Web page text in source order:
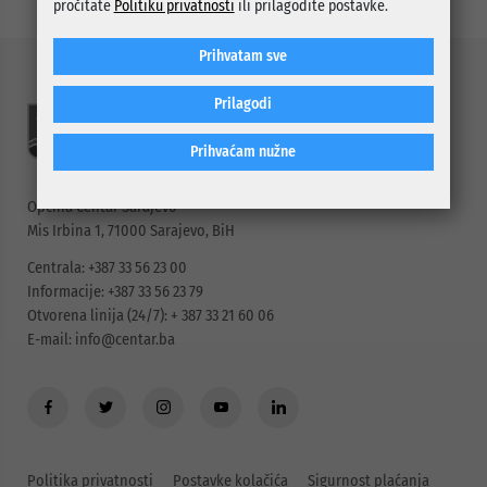
Općina Centar Sarajevo
Mis Irbina 1, 71000 Sarajevo, BiH
Centrala: +387 33 56 23 00
Informacije: +387 33 56 23 79
Otvorena linija (24/7): + 387 33 21 60 06
E-mail: info@centar.ba
Politika privatnosti Postavke kolačića Sigurnost plaćanja
pročitate Politiku privatnosti ili prilagodite postavke.
Prihvaćam nužne
Prilagodi
Prihvatam sve